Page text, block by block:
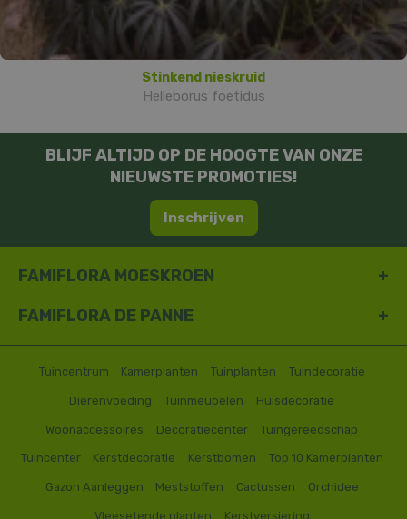
Stinkend nieskruid
Helleborus foetidus
BLIJF ALTIJD OP DE HOOGTE VAN ONZE
NIEUWSTE PROMOTIES!
Inschrijven
FAMIFLORA MOESKROEN
FAMIFLORA DE PANNE
Tuincentrum Kamerplanten Tuinplanten Tuindecoratie
Dierenvoeding Tuinmeubelen Huisdecoratie
Woonaccessoires Decoratiecenter Tuingereedschap
Tuincenter Kerstdecoratie Kerstbomen Top 10 Kamerplanten
Gazon Aanleggen Meststoffen Cactussen Orchidee
Vleesetende planten Kerstversiering